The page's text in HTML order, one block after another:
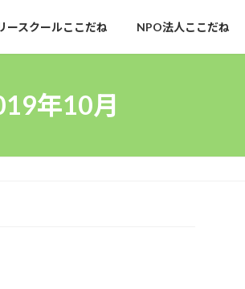
ースクールここだね NPO法人ここだね
年10月